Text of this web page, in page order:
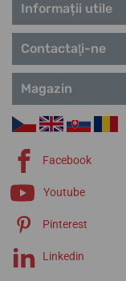
Informații utile
Contactaţi-ne
Magazin
Facebook
Youtube
Pinterest
Linkedin